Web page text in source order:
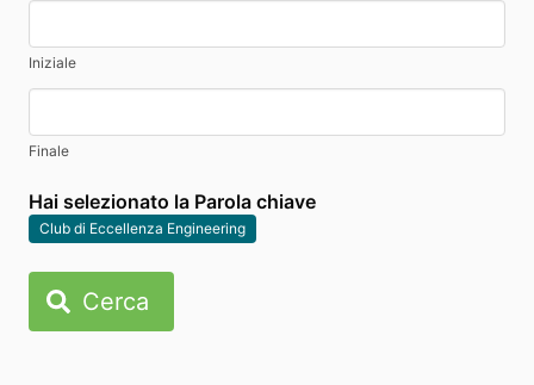
Iniziale
Finale
Hai selezionato la Parola chiave
Club di Eccellenza Engineering
Cerca